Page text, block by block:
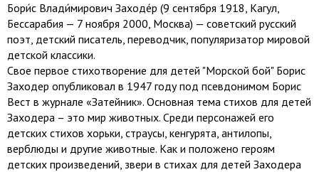
Бори́с Влади́мирович Заходе́р (9 сентября 1918, Кагул,
Бессарабия — 7 ноября 2000, Москва) — советский русский
поэт, детский писатель, переводчик, популяризатор мировой
детской классики.
Свое первое стихотворение для детей "Морской бой" Борис
Заходер опубликовал в 1947 году под псевдонимом Борис
Вест в журнале «Затейник». Основная тема стихов для детей
Заходера – это мир животных. Среди персонажей его
детских стихов хорьки, страусы, кенгурята, антилопы,
верблюды и другие животные. Как и положено героям
детских произведений, звери в стихах для детей Заходера